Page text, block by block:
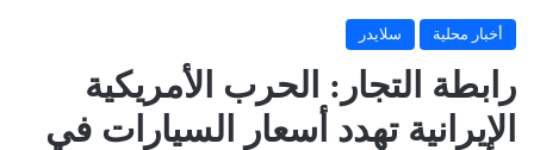
أخبار محلية سلايدر
رابطة التجار: الحرب الأمريكية
الإيرانية تهدد أسعار السيارات في